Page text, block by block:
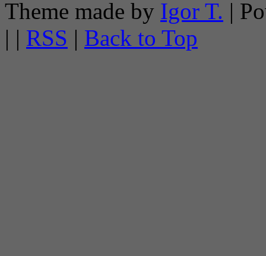
Theme made by Igor T. |
| | RSS | Back to Top